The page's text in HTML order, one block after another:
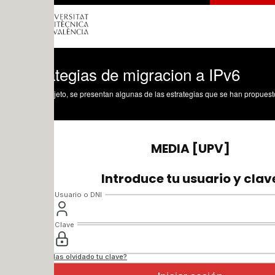
de migracion a IPv6